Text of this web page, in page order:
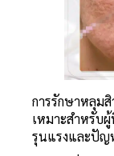
การรักษาหลุมสิ
เหมาะสำหรับ
รุนแรงและปัญ